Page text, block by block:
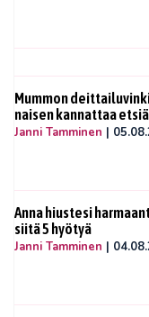
Mummon
naisen kannattaa
Janni Tamminen |
Anna hiustesi
siitä 5 hyötyä
Janni Tamminen |